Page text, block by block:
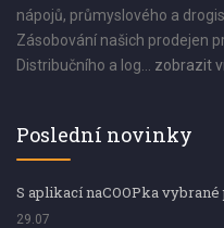
nápojů, průmyslového a
Zásobování našich prodejen
Distribučního a log... zobrazit
Poslední novinky
S aplikací naCOOPka
29.07